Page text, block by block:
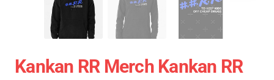
Kankan RR Merch Kankan RR